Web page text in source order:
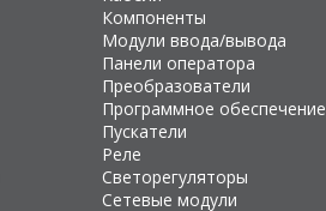
Компоненты
Модули ввода/вывода
Панели оператора
Преобразователи
Программное обеспечение
Пускатели
Реле
Светорегуляторы
Сетевые модули